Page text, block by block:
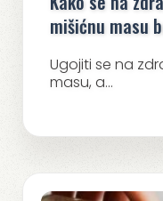
mišićnu masu
Ugojiti se na
masu, a...